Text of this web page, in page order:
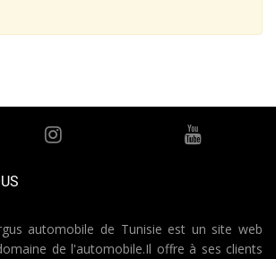
automobile de Tunisie est un site web
de l'automobile.Il offre à ses clients